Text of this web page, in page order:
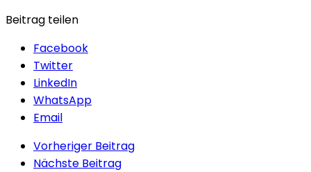
Beitrag teilen
Facebook
Twitter
LinkedIn
WhatsApp
Email
Vorheriger Beitrag
Nächste Beitrag